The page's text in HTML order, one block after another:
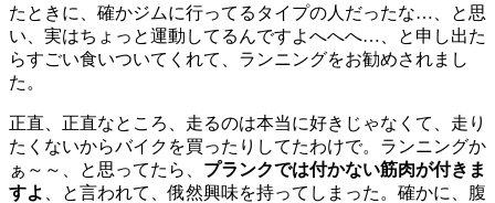
たときに、確かジムに行ってるタイプの人だったな…、と思
い、実はちょっと運動してるんですよへへへ…、と申し出た
らすごい食いついてくれて、ランニングをお勧めされまし
た。
正直、正直なところ、走るのは本当に好きじゃなくて、走り
たくないからバイクを買ったりしてたわけで。ランニングか
ぁ～～、と思ってたら、 プランクでは付かない筋肉が付きま
すよ
、と言われて、俄然興味を持ってしまった。確かに、腹